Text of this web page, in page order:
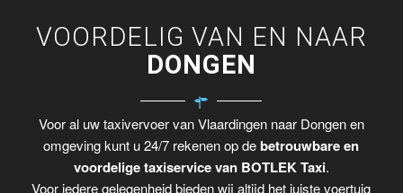
VOORDELIG VAN EN NAAR
DONGEN
Voor al uw taxivervoer van Vlaardingen naar Dongen en
omgeving kunt u 24/7 rekenen op debetrouwbare en
voordelige taxiservice van BOTLEK Taxi.
Voor iedere gelegenheid bieden wij altijd het juiste voertuig